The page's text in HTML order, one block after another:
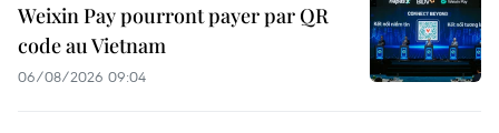
Weixin Pay pourront payer par QR
code au Vietnam
06/08/2026 09:04